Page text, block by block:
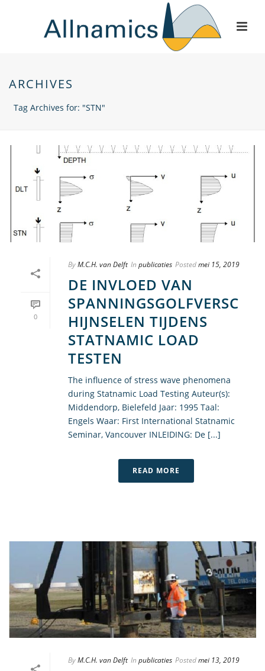
ARCHIVES
Tag Archives for: "STN"
0
ByM.C.H. van Delft In publicaties Postedmei 15, 2019
DE INVLOED VAN
SPANNINGSGOLFVERSC
HIJNSELEN TIJDENS
STATNAMIC LOAD
TESTEN
The influence of stress wave phenomena
during Statnamic Load Testing Auteur(s):
Middendorp, Bielefeld Jaar: 1995 Taal:
Engels Waar: First International Statnamic
Seminar, Vancouver INLEIDING: De [...]
READ MORE
ByM.C.H. van Delft In publicaties Postedmei 13, 2019